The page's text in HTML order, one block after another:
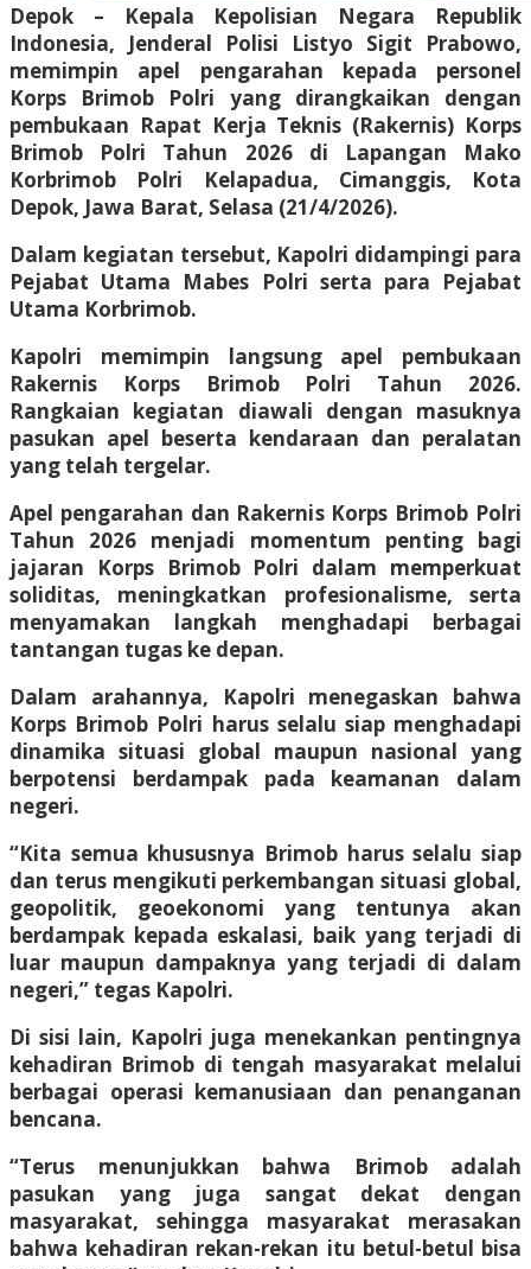
Depok – Kepala Kepolisian Negara Republik
Indonesia, Jenderal Polisi Listyo Sigit Prabowo,
memimpin apel pengarahan kepada personel
Korps Brimob Polri yang dirangkaikan dengan
pembukaan Rapat Kerja Teknis (Rakernis) Korps
Brimob Polri Tahun 2026 di Lapangan Mako
Korbrimob Polri Kelapadua, Cimanggis, Kota
Depok, Jawa Barat, Selasa (21/4/2026).
Dalam kegiatan tersebut, Kapolri didampingi para
Pejabat Utama Mabes Polri serta para Pejabat
Utama Korbrimob.
Kapolri memimpin langsung apel pembukaan
Rakernis Korps Brimob Polri Tahun 2026.
Rangkaian kegiatan diawali dengan masuknya
pasukan apel beserta kendaraan dan peralatan
yang telah tergelar.
Apel pengarahan dan Rakernis Korps Brimob Polri
Tahun 2026 menjadi momentum penting bagi
jajaran Korps Brimob Polri dalam memperkuat
soliditas, meningkatkan profesionalisme, serta
menyamakan langkah menghadapi berbagai
tantangan tugas ke depan.
Dalam arahannya, Kapolri menegaskan bahwa
Korps Brimob Polri harus selalu siap menghadapi
dinamika situasi global maupun nasional yang
berpotensi berdampak pada keamanan dalam
negeri.
“Kita semua khususnya Brimob harus selalu siap
dan terus mengikuti perkembangan situasi global,
geopolitik, geoekonomi yang tentunya akan
berdampak kepada eskalasi, baik yang terjadi di
luar maupun dampaknya yang terjadi di dalam
negeri,” tegas Kapolri.
Di sisi lain, Kapolri juga menekankan pentingnya
kehadiran Brimob di tengah masyarakat melalui
berbagai operasi kemanusiaan dan penanganan
bencana.
“Terus menunjukkan bahwa Brimob adalah
pasukan yang juga sangat dekat dengan
masyarakat, sehingga masyarakat merasakan
bahwa kehadiran rekan-rekan itu betul-betul bisa